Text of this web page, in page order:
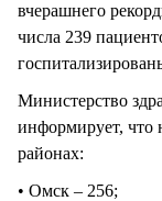
вчерашнего
числа 239
Министерство
информирует, что
районах:
• Омск – 256;